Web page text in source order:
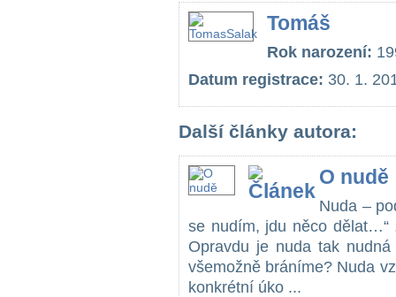
Tomáš
Rok narození:
Datum registrace: 30. 1.
Další články autora:
O nudě
Nuda –
se nudím, jdu něco dělat…“
Opravdu je nuda tak
všemožně bráníme? Nuda
konkrétní úko ...